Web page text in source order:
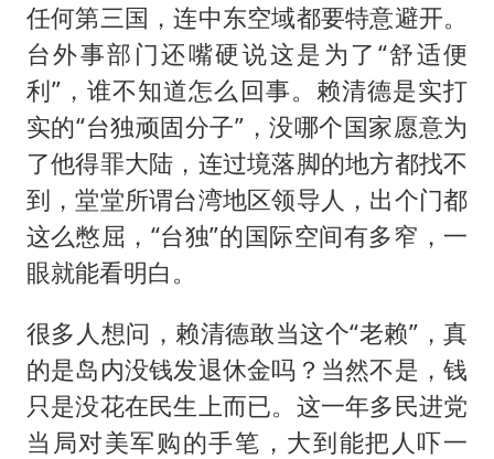
任何第三国，连中东空域都要特意避开。
台外事部门还嘴硬说这是为了“舒适便
利”，谁不知道怎么回事。赖清德是实打
实的“台独顽固分子”，没哪个国家愿意为
了他得罪大陆，连过境落脚的地方都找不
到，堂堂所谓台湾地区领导人，出个门都
这么憋屈，“台独”的国际空间有多窄，一
眼就能看明白。
很多人想问，赖清德敢当这个“老赖”，真
的是岛内没钱发退休金吗？当然不是，钱
只是没花在民生上而已。这一年多民进党
当局对美军购的手笔，大到能把人吓一